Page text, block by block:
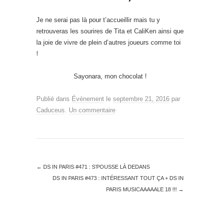
Je ne serai pas là pour t’accueillir mais tu y
retrouveras les sourires de Tita et CaliKen ainsi que
la joie de vivre de plein d’autres joueurs comme toi
!
Sayonara, mon chocolat !
Publié dans Événement le septembre 21, 2016 par
Caduceus
Un commentaire
← DS IN PARIS #471 : S’POUSSE LÀ DEDANS
DS IN PARIS #473 : INTÉRESSANT TOUT ÇA + DS IN
PARIS MUSICAAAAALE 18 !!! →